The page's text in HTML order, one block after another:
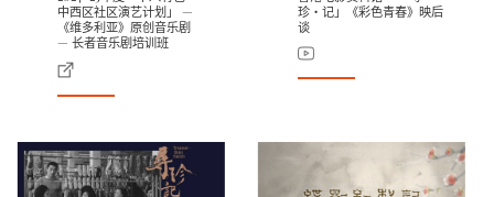
中西区社区演艺计划」 —
《维多利亚》原创音乐剧
— 长者音乐剧培训班
珍‧记」《彩色青春》映后
谈